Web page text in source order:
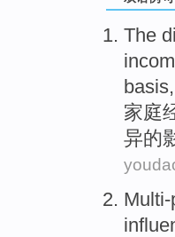
The
basis,
家庭
异的
Multi-